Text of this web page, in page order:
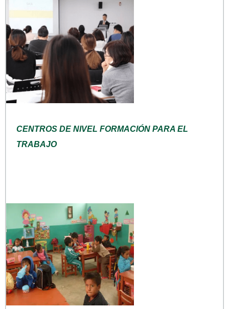
CENTROS DE NIVEL FORMACIÓN PARA EL
TRABAJO